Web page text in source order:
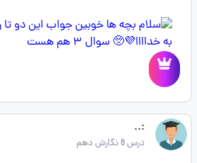
‌:..
درس 8 نگارش دهم